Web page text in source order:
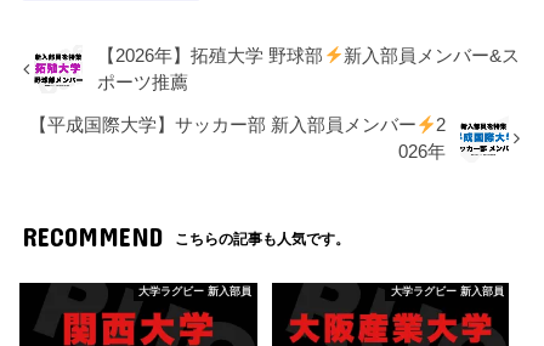
【2026年】拓殖大学 野球部
新入部員メンバー&ス
ポーツ推薦
【平成国際大学】サッカー部 新入部員メンバー
2
026年
RECOMMEND こちらの記事も人気です。
大学ラグビー 新入部員 大学ラグビー 新入部員